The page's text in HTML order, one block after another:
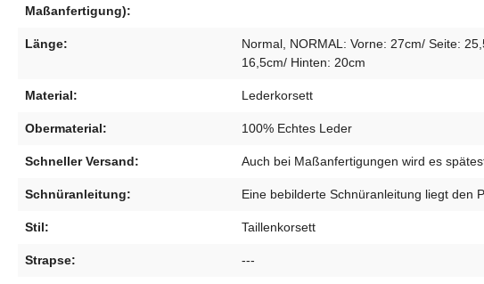
Maßanfertigung):
Länge:
Normal, NORMAL: Vorne: 27cm/ Seite:
16,5cm/ Hinten: 20cm
Material: Lederkorsett
Obermaterial: 100% Echtes Leder
Schneller Versand: Auch bei Maßanfertigungen wird es
Schnüranleitung: Eine bebilderte Schnüranleitung liegt den
Stil: Taillenkorsett
Strapse: ---